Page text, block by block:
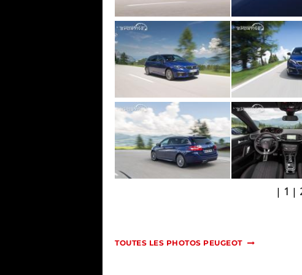
| 1 |
TOUTES LES PHOTOS PEUGEOT